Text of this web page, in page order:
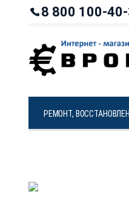
8 800
РЕМОНТ,